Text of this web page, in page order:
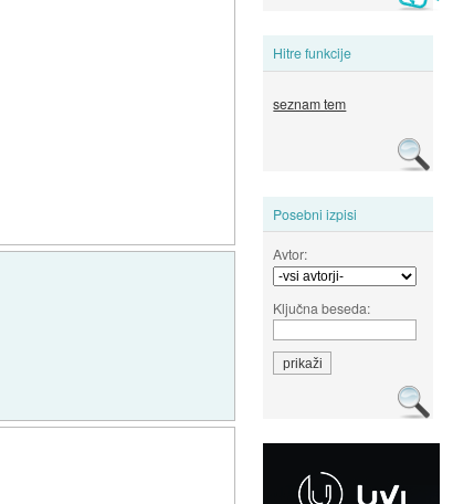
Hitre funkcije
seznam tem
Posebni izpisi
Avtor:
Ključna beseda: